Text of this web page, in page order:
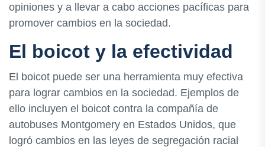
opiniones y a llevar a cabo acciones pacíficas para
promover cambios en la sociedad.
El boicot y la efectividad
El boicot puede ser una herramienta muy efectiva
para lograr cambios en la sociedad. Ejemplos de
ello incluyen el boicot contra la compañía de
autobuses Montgomery en Estados Unidos, que
logró cambios en las leyes de segregación racial